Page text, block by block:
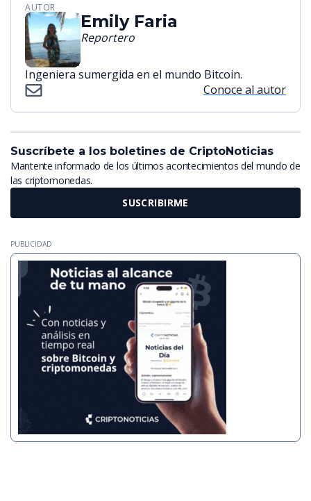
AUTOR
Emily Faria
Reportero
Ingeniera sumergida en el mundo Bitcoin.
Conoce al autor
Suscríbete a los boletines de CriptoNoticias
Mantente informado de los últimos acontecimientos del mundo de
las criptomonedas.
SUSCRIBIRME
PUBLICIDAD